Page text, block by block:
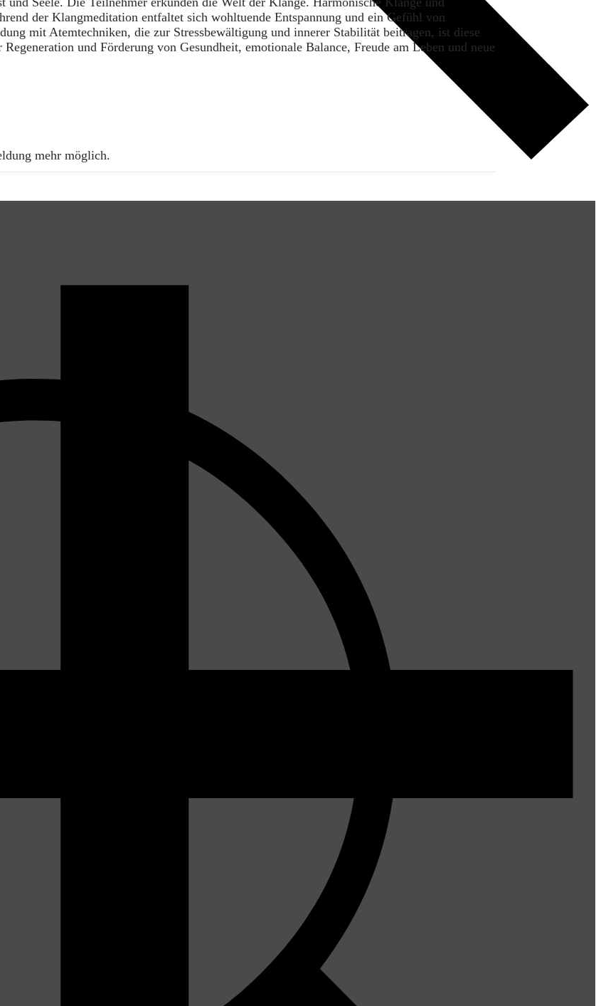
der Klangmeditation entfaltet sich wohltuende Entspannung und ein Gefühl von
mit Atemtechniken, die zur Stressbewältigung und innerer Stabilität beitragen, ist diese
und Förderung von Gesundheit, emotionale Balance, Freude am Leben und neue
mehr möglich.